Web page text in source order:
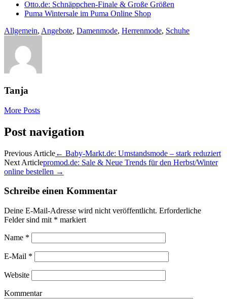
Otto.de: Schnäppchen-Finale & Große Größen
Puma Wintersale im Puma Online Shop
Allgemein, Angebote, Damenmode, Herrenmode, Schuhe
Tanja
More Posts
Post navigation
Previous Article← Baby-Markt.de: Umstandsmode – stark reduziert
Next Articlepromod.de: Sale & Neue Trends für den Herbst/Winter
online bestellen →
Schreibe einen Kommentar
Deine E-Mail-Adresse wird nicht veröffentlicht. Erforderliche
Felder sind mit * markiert
Name *
E-Mail *
Website
Kommentar